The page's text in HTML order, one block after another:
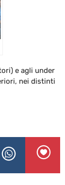
e agli under
nei distinti